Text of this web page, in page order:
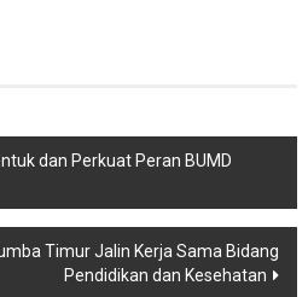
dan Perkuat Peran BUMD
Timur Jalin Kerja Sama Bidang
Pendidikan dan Kesehatan